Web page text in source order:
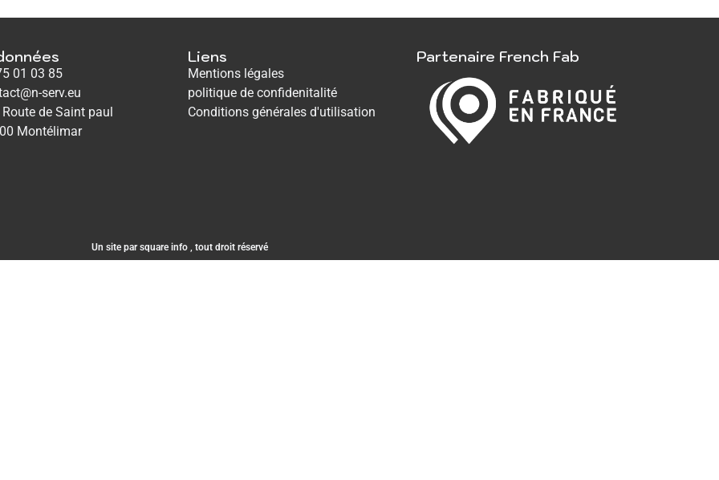
01 03 85
serv.eu
de Saint paul
Montélimar
Liens
Mentions légales
politique de confidenitalité
Conditions générales d'utilisation
Partenaire French Fab
Un site par square info , tout droit réservé